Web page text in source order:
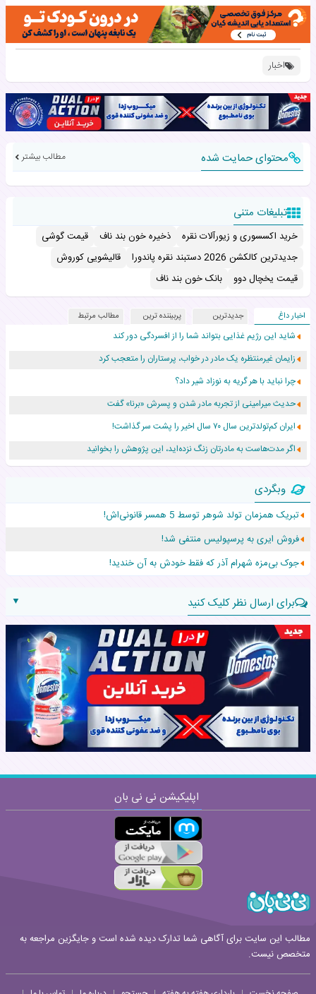
اخبار
محتوای حمایت شده مطالب بیشتر
تبلیغات متنی
خرید اکسسوری و زیورآلات نقره ذخیره خون بند ناف
قیمت گوشی
جدیدترین کالکشن 2026 دستبند نقره پاندورا
قالیشویی کوروش
قیمت یخچال دوو
بانک خون بند ناف
اخبار داغ جدیدترین پربیننده ترین مطالب مرتبط
شاید این رژیم غذایی بتواند شما را از افسردگی دور کند
زایمان غیرمنتظره یک مادر در خواب، پرستاران را متعجب کرد
چرا نباید با هر گریه به نوزاد شیر داد؟
حدیث میرامینی از تجربه مادر شدن و پسرش «برنا» گفت
ایران کم‌تولدترین سال ۷۰ سال اخیر را پشت سر گذاشت!
اگر مدت‌هاست به مادرتان زنگ نزده‌اید، این پژوهش را بخوانید
نجات نوزاد رهاشده با اقدام اورژانس در سردشت
۵۵۹ نوزاد در پرو با نام «هالند» به دنیا آمدند!
زن ۲۴ ساله پس از درمان سرطان رحم، مادر شد
افزایش قد این دختر، چند میلیون دلار برای پدرش خرج داشته
وبگردی
تبریک همزمان تولد شوهر توسط 5 همسر قانونی‌اش!
فروش ایری به پرسپولیس منتفی شد!
جوک بی‌مزه شهرام آذر که فقط خودش به آن خندید!
برای ارسال نظر کلیک کنید
▼
نام:
اپلیکیشن نی نی بان
مطالب این سایت برای آگاهی شما تدارک دیده شده است و جایگزین مراجعه به
متخصص نیست.